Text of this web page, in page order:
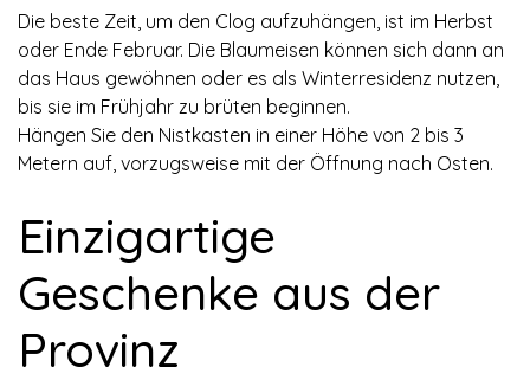
Die beste Zeit, um den Clog aufzuhängen, ist im Herbst
oder Ende Februar. Die Blaumeisen können sich dann an
das Haus gewöhnen oder es als Winterresidenz nutzen,
bis sie im Frühjahr zu brüten beginnen.
Hängen Sie den Nistkasten in einer Höhe von 2 bis 3
Metern auf, vorzugsweise mit der Öffnung nach Osten.
Einzigartige
Geschenke aus der
Provinz